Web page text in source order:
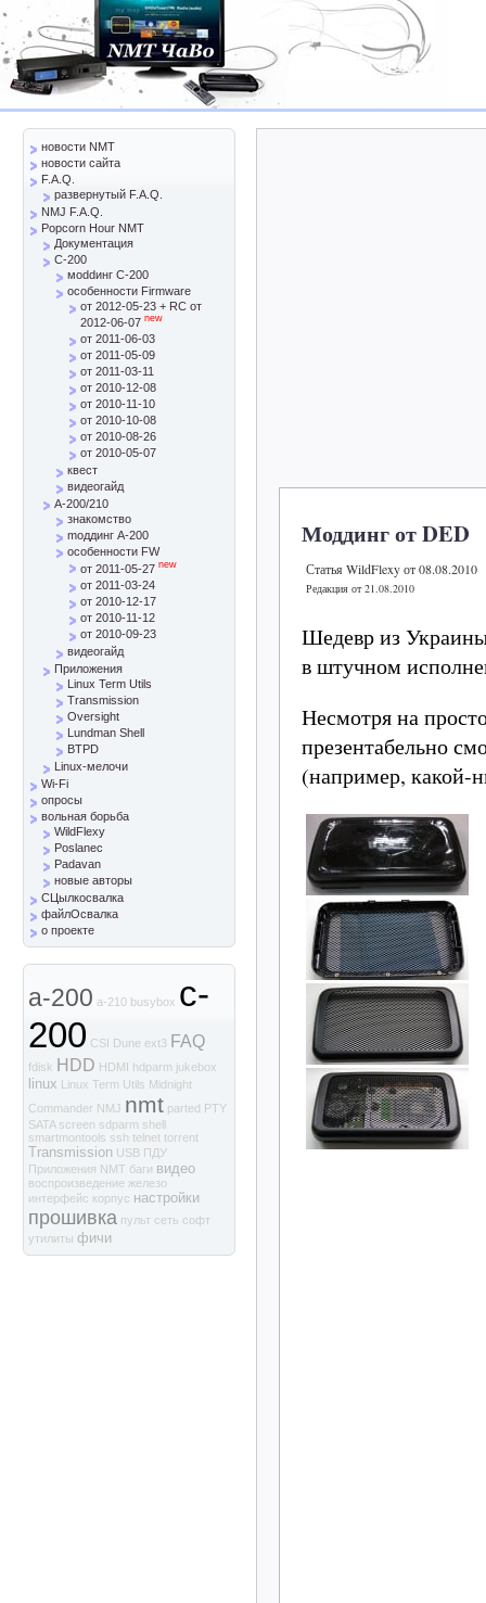
Моддинг от DED
Статья WildFlexy от 08.08.2010
Редакция от 21.08.2010
Шедевр из
в штучном
Несмотря на
презентабельно
(например, какой-
новости NMT
новости сайта
F.A.Q.
развернутый F.A.Q.
NMJ F.A.Q.
Popcorn Hour NMT
Документация
C-200
моddинг C-200
особенности Firmware
от 2012-05-23 + RC от
2012-06-07 new
от 2011-06-03
от 2011-05-09
от 2011-03-11
от 2010-12-08
от 2010-11-10
от 2010-10-08
от 2010-08-26
от 2010-05-07
квест
видеогайд
A-200/210
знакомство
mоддинг A-200
особенности FW
от 2011-05-27 new
от 2011-03-24
от 2010-12-17
от 2010-11-12
от 2010-09-23
видеогайд
Приложения
Linux Term Utils
Transmission
Oversight
Lundman Shell
BTPD
Linux-мелочи
Wi-Fi
опросы
вольная борьба
WildFlexy
Poslanec
Padavan
новые авторы
СЦылкосвалка
файлОсвалка
о проекте
a-200 a-210 busybox c-
200 CSI Dune ext3 FAQ
fdisk HDD HDMI hdparm jukebox
linux Linux Term Utils Midnight
Commander NMJ nmt parted PTY
SATA screen sdparm shell
smartmontools ssh telnet torrent
Transmission USB ПДУ
Приложения NMT баги видео
воспроизведение железо
интерфейс корпус настройки
прошивка пульт сеть софт
утилиты фичи